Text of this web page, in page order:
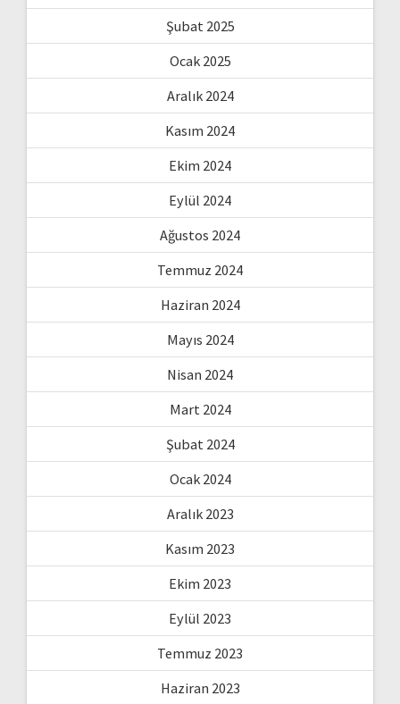
Şubat 2025
Ocak 2025
Aralık 2024
Kasım 2024
Ekim 2024
Eylül 2024
Ağustos 2024
Temmuz 2024
Haziran 2024
Mayıs 2024
Nisan 2024
Mart 2024
Şubat 2024
Ocak 2024
Aralık 2023
Kasım 2023
Ekim 2023
Eylül 2023
Temmuz 2023
Haziran 2023